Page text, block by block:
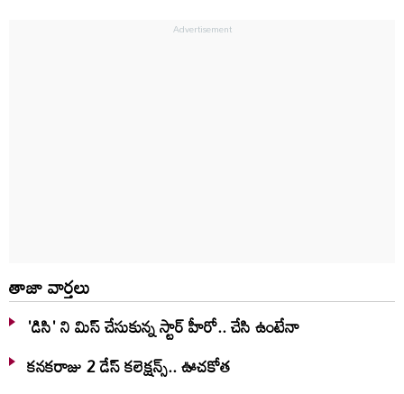
తాజా వార్తలు
'డిసి' ని మిస్ చేసుకున్న స్టార్ హీరో.. చేసి ఉంటేనా
కనకరాజు 2 డేస్ కలెక్షన్స్.. ఊచకోత